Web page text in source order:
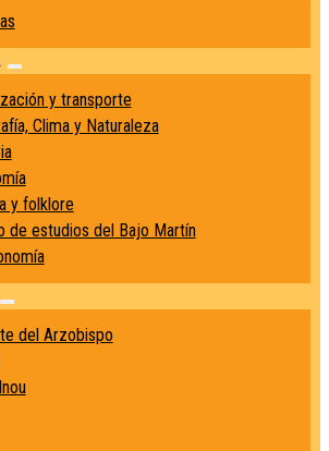
y transporte
Clima y Naturaleza
y folklore
de estudios del Bajo Martín
del Arzobispo